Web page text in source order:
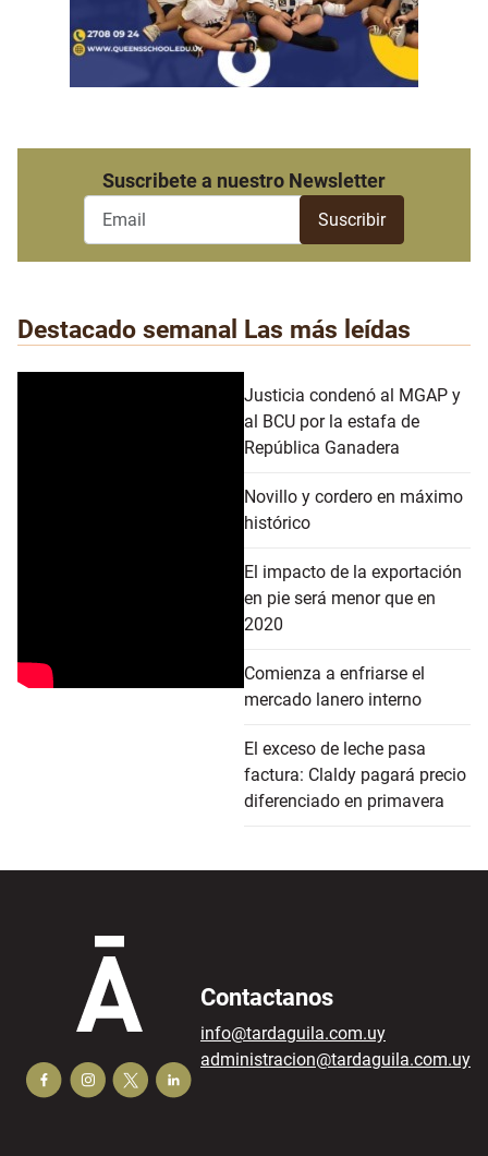
Suscribete a nuestro Newsletter
Destacado semanal Las más leídas
Justicia condenó al MGAP y
al BCU por la estafa de
República Ganadera
Novillo y cordero en máximo
histórico
El impacto de la exportación
en pie será menor que en
2020
Comienza a enfriarse el
mercado lanero interno
El exceso de leche pasa
factura: Claldy pagará precio
diferenciado en primavera
Contactanos
info@tardaguila.com.uy
administracion@tardaguila.com.uy